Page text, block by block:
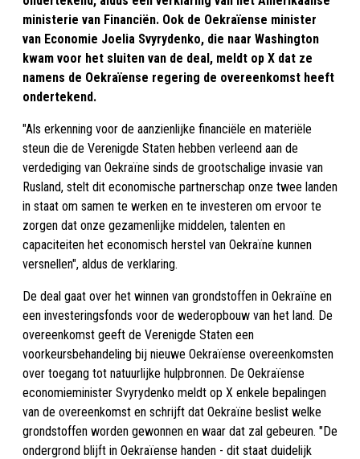
ministerie van Financiën. Ook de Oekraïense minister
van Economie Joelia Svyrydenko, die naar Washington
kwam voor het sluiten van de deal, meldt op X dat ze
namens de Oekraïense regering de overeenkomst heeft
ondertekend.
"Als erkenning voor de aanzienlijke financiële en materiële
steun die de Verenigde Staten hebben verleend aan de
verdediging van Oekraïne sinds de grootschalige invasie van
Rusland, stelt dit economische partnerschap onze twee landen
in staat om samen te werken en te investeren om ervoor te
zorgen dat onze gezamenlijke middelen, talenten en
capaciteiten het economisch herstel van Oekraïne kunnen
versnellen", aldus de verklaring.
De deal gaat over het winnen van grondstoffen in Oekraïne en
een investeringsfonds voor de wederopbouw van het land. De
overeenkomst geeft de Verenigde Staten een
voorkeursbehandeling bij nieuwe Oekraïense overeenkomsten
over toegang tot natuurlijke hulpbronnen. De Oekraïense
economieminister Svyrydenko meldt op X enkele bepalingen
van de overeenkomst en schrijft dat Oekraïne beslist welke
grondstoffen worden gewonnen en waar dat zal gebeuren. "De
ondergrond blijft in Oekraïense handen - dit staat duidelijk